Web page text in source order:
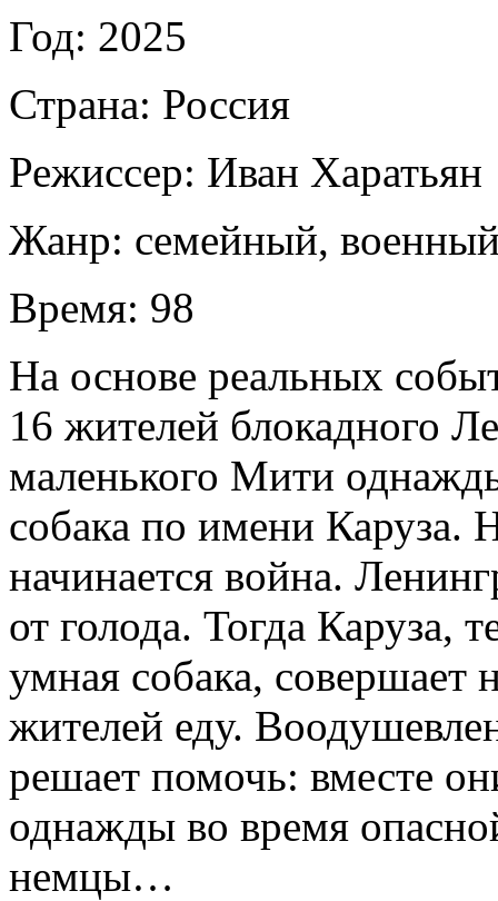
Год: 2025
Страна: Россия
Режиссер: Иван Харатьян
Жанр: семейный,
Время: 98
На основе реальных
16 жителей блокадного
маленького Мити
собака по имени Каруза.
начинается война.
от голода. Тогда Каруза,
умная собака, совершает
жителей еду.
решает помочь: вместе
однажды во время
немцы…